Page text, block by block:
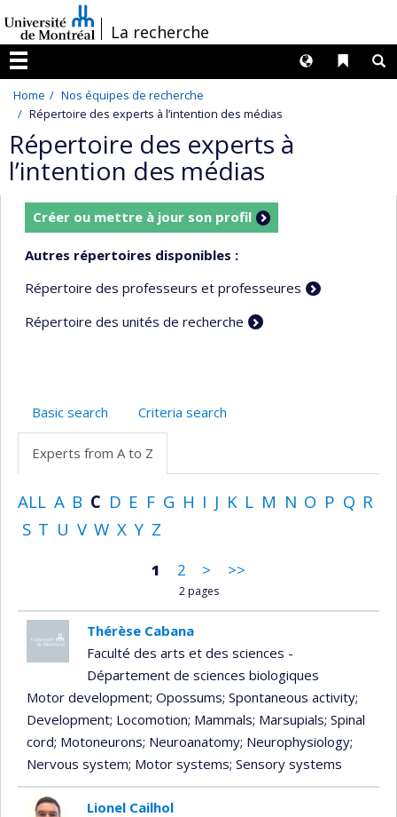
au
contenu
/La recherche
Menu
Liens
Langues
Home
Nos équipes de recherche
Répertoire des experts à l’intention des médias
Répertoire des experts à
l’intention des médias
Créer ou mettre à jour son profil
Autres répertoires disponibles :
Répertoire des professeurs et professeures
Répertoire des unités de recherche
Basic search Criteria search
Experts from A to Z
ALL A B C D E F G H I J K L M N O P Q R
S T U V W X Y Z
1 2 > >>
2 pages
Thérèse Cabana
Faculté des arts et des sciences -
Département de sciences biologiques
Motor development; Opossums; Spontaneous activity;
Development; Locomotion; Mammals; Marsupials; Spinal
cord; Motoneurons; Neuroanatomy; Neurophysiology;
Nervous system; Motor systems; Sensory systems
Lionel Cailhol